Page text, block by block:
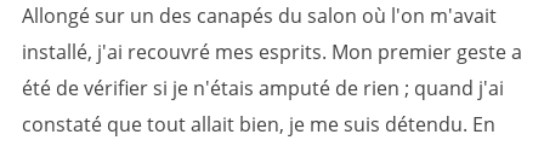
Allongé sur un des canapés du salon où l'on m'avait
installé, j'ai recouvré mes esprits. Mon premier geste a
été de vérifier si je n'étais amputé de rien ; quand j'ai
constaté que tout allait bien, je me suis détendu. En